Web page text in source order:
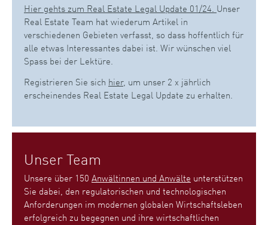
Hier gehts zum Real Estate Legal Update 01/24. Unser
Real Estate Team hat wiederum Artikel in
verschiedenen Gebieten verfasst, so dass hoffentlich für
alle etwas Interessantes dabei ist. Wir wünschen viel
Spass bei der Lektüre.
Registrieren Sie sich hier, um unser 2 x jährlich
erscheinendes Real Estate Legal Update zu erhalten.
Unser Team
Unsere über 150 Anwältinnen und Anwälte unterstützen
Sie dabei, den regulatorischen und technologischen
Anforderungen im modernen globalen Wirtschaftsleben
erfolgreich zu begegnen und ihre wirtschaftlichen